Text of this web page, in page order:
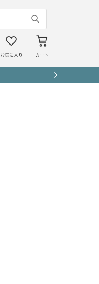
お気に入り カート